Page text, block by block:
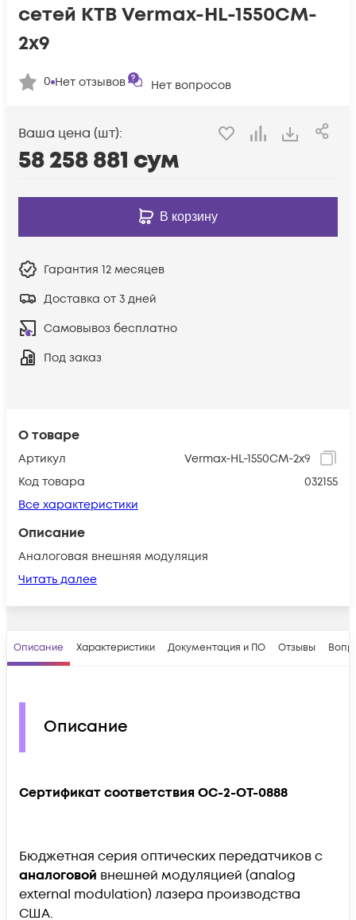
О товаре
Артикул
Vermax-HL-1550CM-2x9
Код товара
032155
Все характеристики
Описание
Аналоговая внешняя модуляция
Читать далее
сетей КТВ Vermax-HL-1550CM-
2x9
0 Нет отзывов Нет вопросов
Ваша цена (шт):
58 258 881 сум
В корзину
Гарантия 12 месяцев
Доставка от 3 дней
Самовывоз бесплатно
Под заказ
Описание Характеристики Документация и ПО Отзывы
Описание
Сертификат соответствия OC-2-OT-0888
Бюджетная серия оптических передатчиков с
аналоговой внешней модуляцией (analog
external modulation) лазера производства
США.